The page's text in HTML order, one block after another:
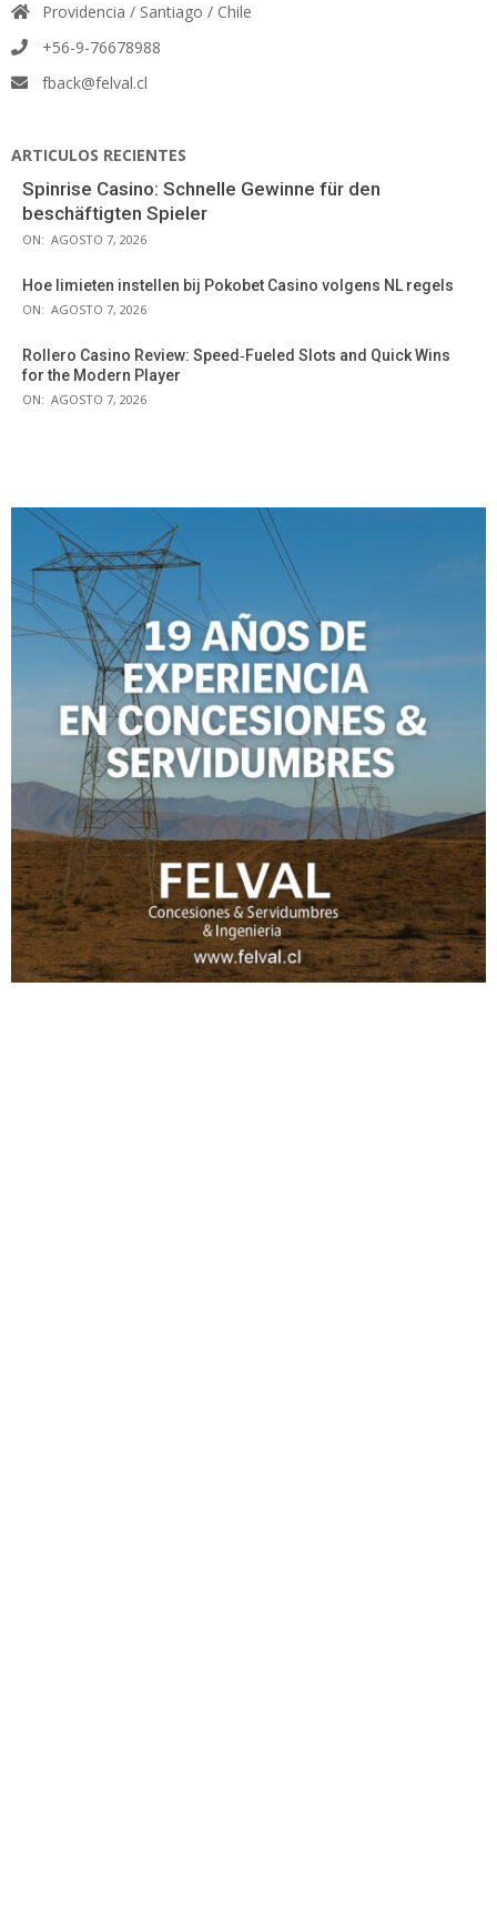
Providencia / Santiago / Chile
+56-9-76678988
fback@felval.cl
ARTICULOS RECIENTES
Spinrise Casino: Schnelle Gewinne für den
beschäftigten Spieler
ON: AGOSTO 7, 2026
Hoe limieten instellen bij Pokobet Casino volgens NL regels
ON: AGOSTO 7, 2026
Rollero Casino Review: Speed‑Fueled Slots and Quick Wins
for the Modern Player
ON: AGOSTO 7, 2026